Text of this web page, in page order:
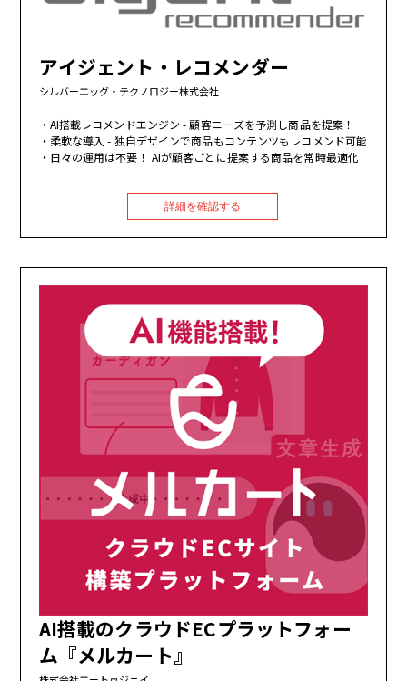
アイジェント・レコメンダー
シルバーエッグ・テクノロジー株式会社
AI搭載レコメンドエンジン - 顧客ニーズを予測し商品を提案！
柔軟な導入 - 独自デザインで商品もコンテンツもレコメンド可能
日々の運用は不要！ AIが顧客ごとに提案する商品を常時最適化
詳細を確認する
AI搭載のクラウドECプラットフォー
ム『メルカート』